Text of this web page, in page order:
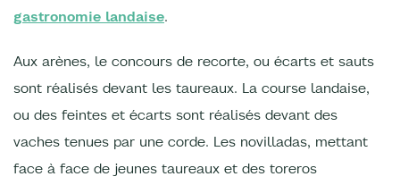
gastronomie landaise.
Aux arènes, le concours de recorte, ou écarts et sauts
sont réalisés devant les taureaux. La course landaise,
ou des feintes et écarts sont réalisés devant des
vaches tenues par une corde. Les novilladas, mettant
face à face de jeunes taureaux et des toreros